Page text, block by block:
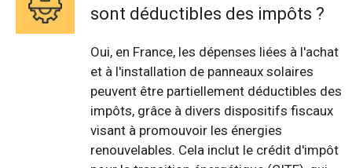
sont déductibles des impôts ?
Oui, en France, les dépenses liées à l'achat
et à l'installation de panneaux solaires
peuvent être partiellement déductibles des
impôts, grâce à divers dispositifs fiscaux
visant à promouvoir les énergies
renouvelables. Cela inclut le crédit d'impôt